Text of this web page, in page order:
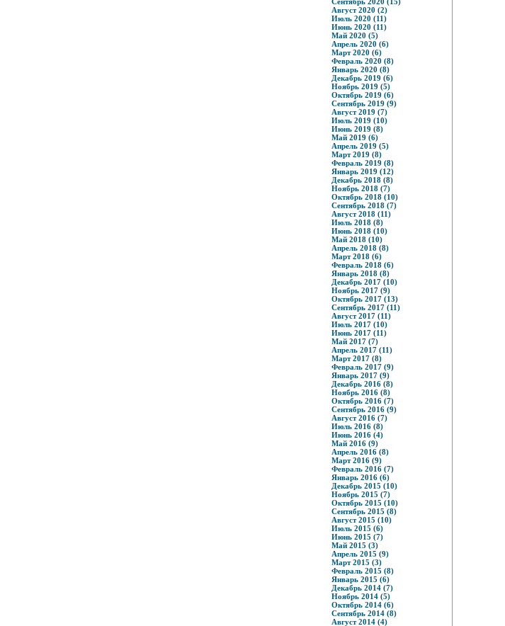
Август 2020 (2)
Июль 2020 (11)
Июнь 2020 (11)
Май 2020 (5)
Апрель 2020 (6)
Март 2020 (6)
Февраль 2020 (8)
Январь 2020 (8)
Декабрь 2019 (6)
Ноябрь 2019 (5)
Октябрь 2019 (6)
Сентябрь 2019 (9)
Август 2019 (7)
Июль 2019 (10)
Июнь 2019 (8)
Май 2019 (6)
Апрель 2019 (5)
Март 2019 (8)
Февраль 2019 (8)
Январь 2019 (12)
Декабрь 2018 (8)
Ноябрь 2018 (7)
Октябрь 2018 (10)
Сентябрь 2018 (7)
Август 2018 (11)
Июль 2018 (8)
Июнь 2018 (10)
Май 2018 (10)
Апрель 2018 (8)
Март 2018 (6)
Февраль 2018 (6)
Январь 2018 (8)
Декабрь 2017 (10)
Ноябрь 2017 (9)
Октябрь 2017 (13)
Сентябрь 2017 (11)
Август 2017 (11)
Июль 2017 (10)
Июнь 2017 (11)
Май 2017 (7)
Апрель 2017 (11)
Март 2017 (8)
Февраль 2017 (9)
Январь 2017 (9)
Декабрь 2016 (8)
Ноябрь 2016 (8)
Октябрь 2016 (7)
Сентябрь 2016 (9)
Август 2016 (7)
Июль 2016 (8)
Июнь 2016 (4)
Май 2016 (9)
Апрель 2016 (8)
Март 2016 (9)
Февраль 2016 (7)
Январь 2016 (6)
Декабрь 2015 (10)
Ноябрь 2015 (7)
Октябрь 2015 (10)
Сентябрь 2015 (8)
Август 2015 (10)
Июль 2015 (6)
Июнь 2015 (7)
Май 2015 (3)
Апрель 2015 (9)
Март 2015 (3)
Февраль 2015 (8)
Январь 2015 (6)
Декабрь 2014 (7)
Ноябрь 2014 (5)
Октябрь 2014 (6)
Сентябрь 2014 (8)
Август 2014 (4)